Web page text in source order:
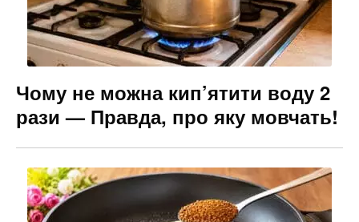
Чому не можна кип’ятити воду 2
рази — Правда, про яку мовчать!